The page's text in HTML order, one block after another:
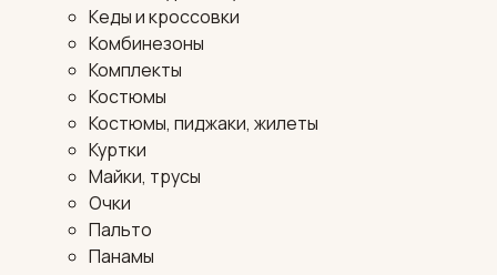
Кеды и кроссовки
Комбинезоны
Комплекты
Костюмы
Костюмы, пиджаки, жилеты
Куртки
Майки, трусы
Очки
Пальто
Панамы